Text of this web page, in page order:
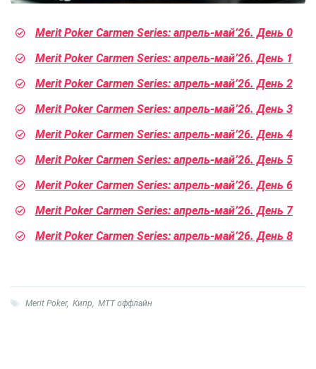
Merit Poker Carmen Series: апрель-май’26. День 0
Merit Poker Carmen Series: апрель-май’26. День 1
Merit Poker Carmen Series: апрель-май’26. День 2
Merit Poker Carmen Series: апрель-май’26. День 3
Merit Poker Carmen Series: апрель-май’26. День 4
Merit Poker Carmen Series: апрель-май’26. День 5
Merit Poker Carmen Series: апрель-май’26. День 6
Merit Poker Carmen Series: апрель-май’26. День 7
Merit Poker Carmen Series: апрель-май’26. День 8
Merit Poker, Кипр, МТТ оффлайн